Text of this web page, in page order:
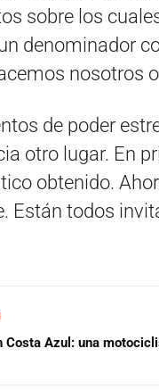
sobre los
denominador
nosotros
de poder
otro lugar. En
obtenido.
Están todos
Costa Azul: una